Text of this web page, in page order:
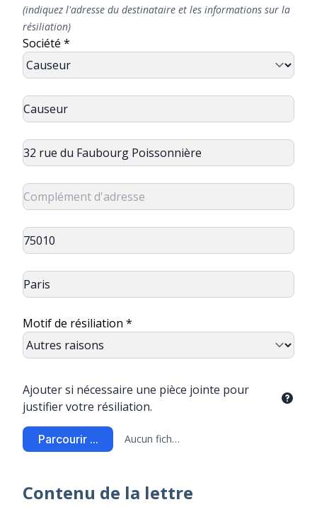
(indiquez l'adresse du destinataire et les informations sur la
résiliation)
Société *
Motif de résiliation *
Ajouter si nécessaire une pièce jointe pour
justifier votre résiliation.
Parcourir ... Aucun fichier sélectionné
Contenu de la lettre